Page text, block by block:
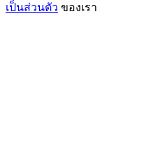
เป็นส่วนตัว ของเรา